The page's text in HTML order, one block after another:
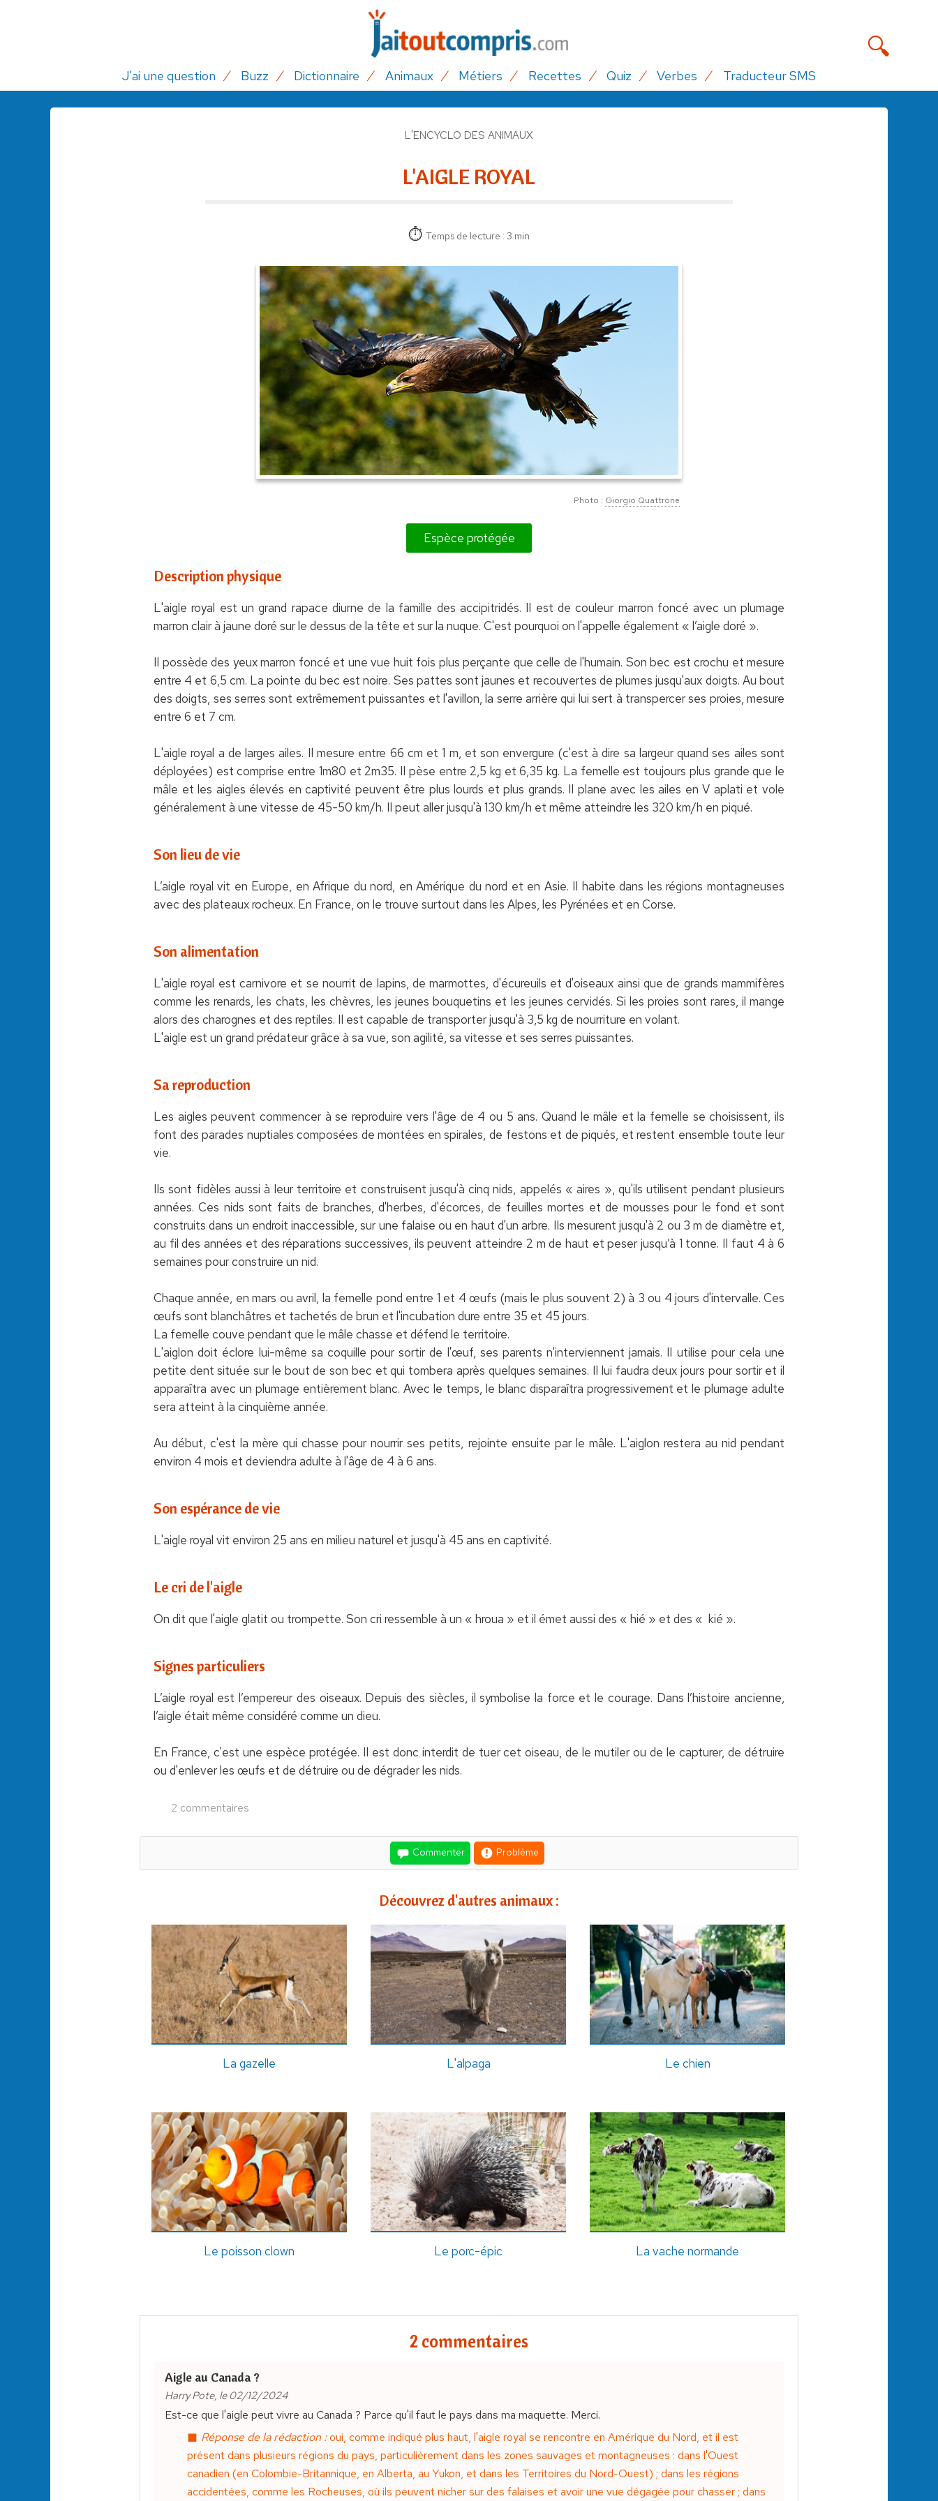
J'ai une question Buzz Dictionnaire Animaux Métiers Recettes Quiz Verbes Traducteur SMS
L'ENCYCLO DES ANIMAUX
L'AIGLE ROYAL
Temps de lecture : 3 min
Photo : Giorgio Quattrone
Espèce protégée
Description physique
L'aigle royal est un grand rapace diurne de la famille des accipitridés. Il est de couleur marron foncé avec un plumage
marron clair à jaune doré sur le dessus de la tête et sur la nuque. C'est pourquoi on l'appelle également « l’aigle doré ».
Il possède des yeux marron foncé et une vue huit fois plus perçante que celle de l'humain. Son bec est crochu et mesure
entre 4 et 6,5 cm. La pointe du bec est noire. Ses pattes sont jaunes et recouvertes de plumes jusqu'aux doigts. Au bout
des doigts, ses serres sont extrêmement puissantes et l'avillon, la serre arrière qui lui sert à transpercer ses proies, mesure
entre 6 et 7 cm.
L'aigle royal a de larges ailes. Il mesure entre 66 cm et 1 m, et son envergure (c'est à dire sa largeur quand ses ailes sont
déployées) est comprise entre 1m80 et 2m35. Il pèse entre 2,5 kg et 6,35 kg. La femelle est toujours plus grande que le
mâle et les aigles élevés en captivité peuvent être plus lourds et plus grands. Il plane avec les ailes en V aplati et vole
généralement à une vitesse de 45-50 km/h. Il peut aller jusqu'à 130 km/h et même atteindre les 320 km/h en piqué.
Son lieu de vie
L’aigle royal vit en Europe, en Afrique du nord, en Amérique du nord et en Asie. Il habite dans les régions montagneuses
avec des plateaux rocheux. En France, on le trouve surtout dans les Alpes, les Pyrénées et en Corse.
Son alimentation
L'aigle royal est carnivore et se nourrit de lapins, de marmottes, d'écureuils et d'oiseaux ainsi que de grands mammifères
comme les renards, les chats, les chèvres, les jeunes bouquetins et les jeunes cervidés. Si les proies sont rares, il mange
alors des charognes et des reptiles. Il est capable de transporter jusqu'à 3,5 kg de nourriture en volant.
L'aigle est un grand prédateur grâce à sa vue, son agilité, sa vitesse et ses serres puissantes.
Sa reproduction
Les aigles peuvent commencer à se reproduire vers l'âge de 4 ou 5 ans. Quand le mâle et la femelle se choisissent, ils
font des parades nuptiales composées de montées en spirales, de festons et de piqués, et restent ensemble toute leur
vie.
Ils sont fidèles aussi à leur territoire et construisent jusqu'à cinq nids, appelés « aires », qu'ils utilisent pendant plusieurs
années. Ces nids sont faits de branches, d'herbes, d'écorces, de feuilles mortes et de mousses pour le fond et sont
construits dans un endroit inaccessible, sur une falaise ou en haut d'un arbre. Ils mesurent jusqu'à 2 ou 3 m de diamètre et,
au fil des années et des réparations successives, ils peuvent atteindre 2 m de haut et peser jusqu’à 1 tonne. Il faut 4 à 6
semaines pour construire un nid.
Chaque année, en mars ou avril, la femelle pond entre 1 et 4 œufs (mais le plus souvent 2) à 3 ou 4 jours d'intervalle. Ces
œufs sont blanchâtres et tachetés de brun et l'incubation dure entre 35 et 45 jours.
La femelle couve pendant que le mâle chasse et défend le territoire.
L'aiglon doit éclore lui-même sa coquille pour sortir de l'œuf, ses parents n'interviennent jamais. Il utilise pour cela une
petite dent située sur le bout de son bec et qui tombera après quelques semaines. Il lui faudra deux jours pour sortir et il
apparaîtra avec un plumage entièrement blanc. Avec le temps, le blanc disparaîtra progressivement et le plumage adulte
sera atteint à la cinquième année.
Au début, c'est la mère qui chasse pour nourrir ses petits, rejointe ensuite par le mâle. L'aiglon restera au nid pendant
environ 4 mois et deviendra adulte à l'âge de 4 à 6 ans.
Son espérance de vie
L'aigle royal vit environ 25 ans en milieu naturel et jusqu'à 45 ans en captivité.
Le cri de l'aigle
On dit que l'aigle glatit ou trompette. Son cri ressemble à un « hroua » et il émet aussi des « hié » et des « kié ».
Signes particuliers
L’aigle royal est l’empereur des oiseaux. Depuis des siècles, il symbolise la force et le courage. Dans l’histoire ancienne,
l’aigle était même considéré comme un dieu.
En France, c'est une espèce protégée. Il est donc interdit de tuer cet oiseau, de le mutiler ou de le capturer, de détruire
ou d'enlever les œufs et de détruire ou de dégrader les nids.
2 commentaires
Commenter Problème
Découvrez d'autres animaux :
La gazelle L'alpaga Le chien
Le poisson clown Le porc-épic La vache normande
2 commentaires
Aigle au Canada ?
Harry Pote, le 02/12/2024
Est-ce que l'aigle peut vivre au Canada ? Parce qu'il faut le pays dans ma maquette. Merci.
Réponse de la rédaction :oui, comme indiqué plus haut, l'aigle royal se rencontre en Amérique du Nord, et il est
présent dans plusieurs régions du pays, particulièrement dans les zones sauvages et montagneuses : dans l'Ouest
canadien (en Colombie-Britannique, en Alberta, au Yukon, et dans les Territoires du Nord-Ouest) ; dans les régions
accidentées, comme les Rocheuses, où ils peuvent nicher sur des falaises et avoir une vue dégagée pour chasser ; dans